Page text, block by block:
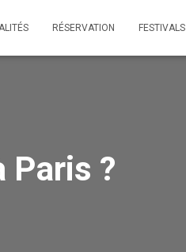
RÉSERVATION FESTIVALS
Paris ?